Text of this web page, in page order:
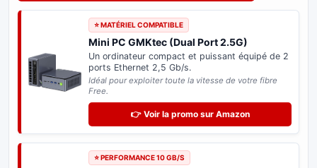
⭐ MATÉRIEL COMPATIBLE
Mini PC GMKtec (Dual Port 2.5G)
Un ordinateur compact et puissant équipé de 2
ports Ethernet 2,5 Gb/s.
Idéal pour exploiter toute la vitesse de votre fibre
Free.
👉 Voir la promo sur Amazon
⭐ PERFORMANCE 10 GB/S